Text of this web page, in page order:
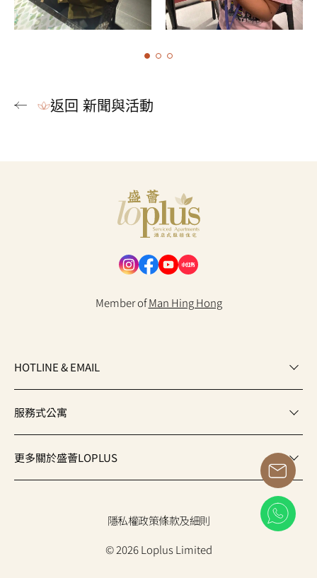
返回 新聞與活動
Member ofMan Hing Hong
HOTLINE & EMAIL
服務式公寓
更多關於盛薈LOPLUS
隱私權政策條款及細則
© 2026 Loplus Limited